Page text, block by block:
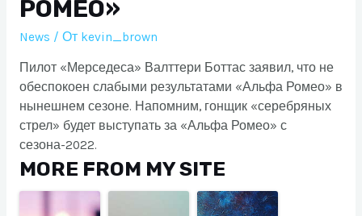
РОМЕО»
News / От kevin_brown
Пилот «Мерседеса» Валттери Боттас заявил, что не
обеспокоен слабыми результатами «Альфа Ромео» в
нынешнем сезоне. Напомним, гонщик «серебряных
стрел» будет выступать за «Альфа Ромео» с
сезона-2022.
MORE FROM MY SITE